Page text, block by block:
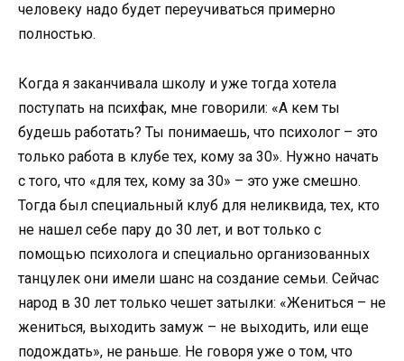
человеку надо будет переучиваться примерно
полностью.
Когда я заканчивала школу и уже тогда хотела
поступать на психфак, мне говорили: «А кем ты
будешь работать? Ты понимаешь, что психолог – это
только работа в клубе тех, кому за 30». Нужно начать
с того, что «для тех, кому за 30» – это уже смешно.
Тогда был специальный клуб для неликвида, тех, кто
не нашел себе пару до 30 лет, и вот только с
помощью психолога и специально организованных
танцулек они имели шанс на создание семьи. Сейчас
народ в 30 лет только чешет затылки: «Жениться – не
жениться, выходить замуж – не выходить, или еще
подождать», не раньше. Не говоря уже о том, что